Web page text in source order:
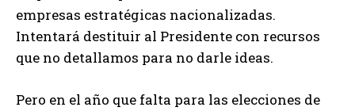
empresas estratégicas nacionalizadas.
Intentará destituir al Presidente con recursos
que no detallamos para no darle ideas.
Pero en el año que falta para las elecciones de